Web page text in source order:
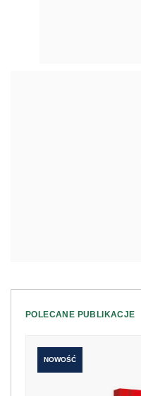
POLECANE PUBLIKACJE
NOWOŚĆ